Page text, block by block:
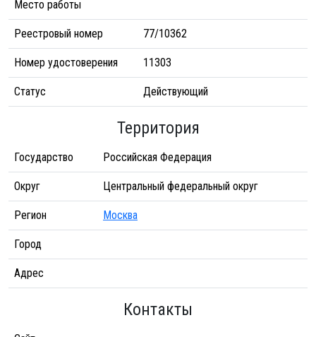
Место работы
Реестровый номер 77/10362
Номер удостоверения 11303
Статус Действующий
Территория
Государство Российская Федерация
Округ Центральный федеральный округ
Регион Москва
Город
Адрес
Контакты